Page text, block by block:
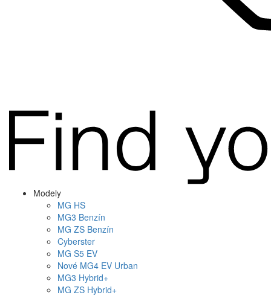
Modely
MG HS
MG3 Benzín
MG ZS Benzín
Cyberster
MG S5 EV
Nové MG4 EV Urban
MG3 Hybrid+
MG ZS Hybrid+